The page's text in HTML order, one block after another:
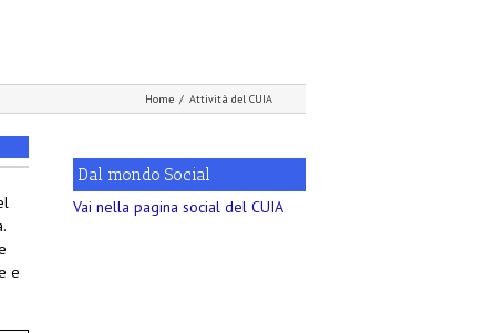
Home / Attività del CUIA
e
Dal mondo Social
Vai nella pagina social del CUIA